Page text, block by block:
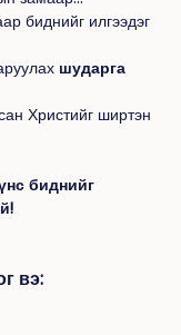
биднийг илгээдэг
шударга
Христийг ширтэн
биднийг
вэ: